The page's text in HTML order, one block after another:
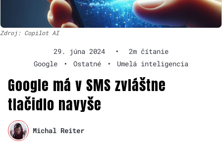
Zdroj: Copilot AI
29. júna 2024 •
2m čítanie
Google
• Ostatné • Umelá inteligencia
Google má v SMS zvláštne
tlačidlo navyše
Michal Reiter